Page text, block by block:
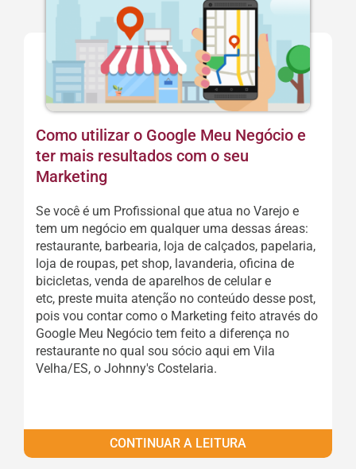
Como utilizar o Google Meu Negócio e
ter mais resultados com o seu
Marketing
Se você é um Profissional que atua no Varejo e
tem um negócio em qualquer uma dessas áreas:
restaurante, barbearia, loja de calçados, papelaria,
loja de roupas, pet shop, lavanderia, oficina de
bicicletas, venda de aparelhos de celular e
etc, preste muita atenção no conteúdo desse post,
pois vou contar como o Marketing feito através do
Google Meu Negócio tem feito a diferença no
restaurante no qual sou sócio aqui em Vila
Velha/ES, o Johnny's Costelaria.
CONTINUAR A LEITURA